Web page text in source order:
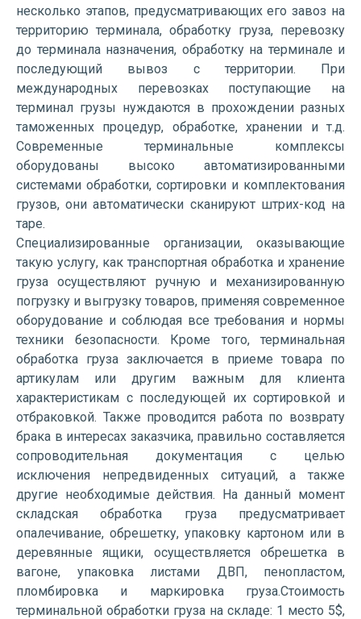
несколько этапов, предусматривающих его завоз на
территорию терминала, обработку груза, перевозку
до терминала назначения, обработку на терминале и
последующий вывоз с территории. При
международных перевозках поступающие на
терминал грузы нуждаются в прохождении разных
таможенных процедур, обработке, хранении и т.д.
Современные терминальные комплексы
оборудованы высоко автоматизированными
системами обработки, сортировки и комплектования
грузов, они автоматически сканируют штрих-код на
таре.
Специализированные организации, оказывающие
такую услугу, как транспортная обработка и хранение
груза осуществляют ручную и механизированную
погрузку и выгрузку товаров, применяя современное
оборудование и соблюдая все требования и нормы
техники безопасности. Кроме того, терминальная
обработка груза заключается в приеме товара по
артикулам или другим важным для клиента
характеристикам с последующей их сортировкой и
отбраковкой. Также проводится работа по возврату
брака в интересах заказчика, правильно составляется
сопроводительная документация с целью
исключения непредвиденных ситуаций, а также
другие необходимые действия. На данный момент
складская обработка груза предусматривает
опалечивание, обрешетку, упаковку картоном или в
деревянные ящики, осуществляется обрешетка в
вагоне, упаковка листами ДВП, пенопластом,
пломбировка и маркировка груза.Стоимость
терминальной обработки груза на складе: 1 место 5$,